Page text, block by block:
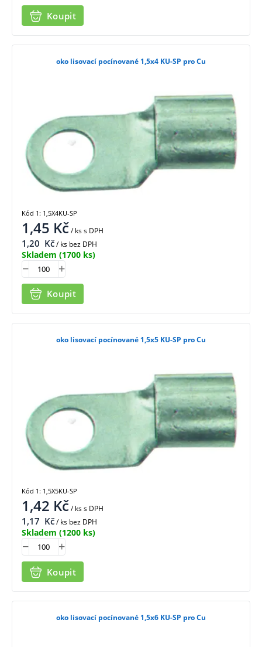
Koupit
oko lisovací pocínované 1,5x4 KU-SP pro Cu
1,45 Kč/ kss DPH
1,20 Kč/ ks bez DPH
Skladem (1700 ks)
Koupit
Kód 1: 1,5X4KU-SP
oko lisovací pocínované 1,5x5 KU-SP pro Cu
1,42 Kč/ kss DPH
1,17 Kč/ ks bez DPH
Skladem (1200 ks)
Koupit
Kód 1: 1,5X5KU-SP
oko lisovací pocínované 1,5x6 KU-SP pro Cu